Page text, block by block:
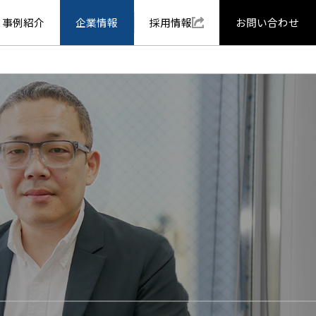
事例紹介 企業情報 採用情報 お問い合わせ